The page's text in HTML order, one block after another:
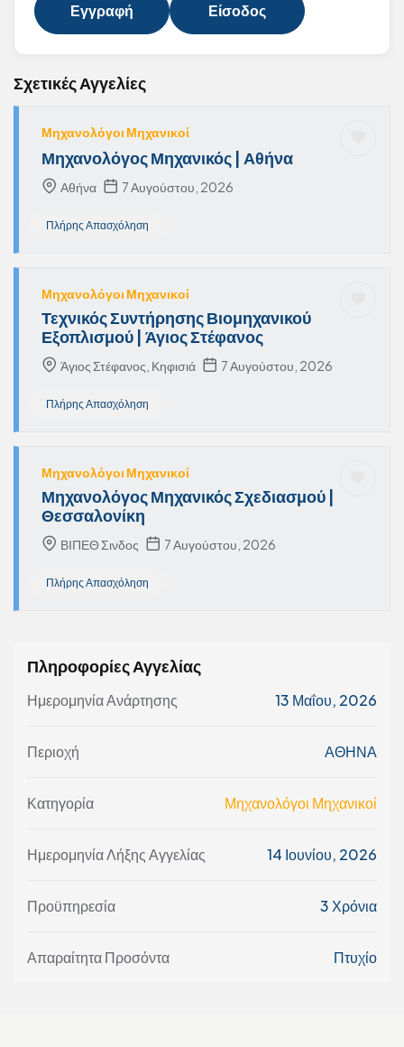
Εγγραφή Είσοδος
Σχετικές Αγγελίες
Μηχανολόγοι Μηχανικοί
Μηχανολόγος Μηχανικός | Αθήνα
Αθήνα 7 Αυγούστου, 2026
Πλήρης Απασχόληση
Μηχανολόγοι Μηχανικοί
Τεχνικός Συντήρησης Βιομηχανικού
Εξοπλισμού | Άγιος Στέφανος
Άγιος Στέφανος, Κηφισιά 7 Αυγούστου, 2026
Πλήρης Απασχόληση
Μηχανολόγοι Μηχανικοί
Μηχανολόγος Μηχανικός Σχεδιασμού |
Θεσσαλονίκη
ΒΙΠΕΘ Σινδος 7 Αυγούστου, 2026
Πλήρης Απασχόληση
Πληροφορίες Αγγελίας
Ημερομηνία Ανάρτησης 13 Μαΐου, 2026
Περιοχή ΑΘΗΝΑ
Κατηγορία Μηχανολόγοι Μηχανικοί
Ημερομηνία Λήξης Αγγελίας 14 Ιουνίου, 2026
Προϋπηρεσία 3 Χρόνια
Απαραίτητα Προσόντα Πτυχίο